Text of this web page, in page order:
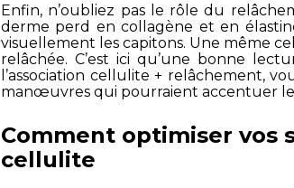
Enfin, n’oubliez pas le rôle du
derme perd en collagène et en
visuellement les capitons. Une même
relâchée. C’est ici qu’une bonne
l’association cellulite + relâchement,
manœuvres qui pourraient accentuer le
Comment optimiser vos
cellulite